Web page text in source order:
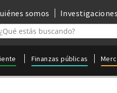
somos Investigaciones
Finanzas públicas